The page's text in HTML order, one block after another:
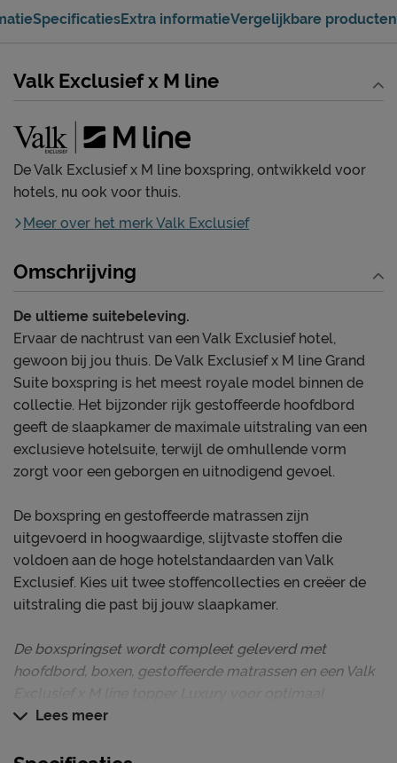
SpecificatiesExtra informatieVergelijkbare producten
Valk Exclusief x M line
De Valk Exclusief x M line boxspring, ontwikkeld voor
hotels, nu ook voor thuis.
Meer over het merk Valk Exclusief
Omschrijving
De ultieme suitebeleving.
Ervaar de nachtrust van een Valk Exclusief hotel,
gewoon bij jou thuis. De Valk Exclusief x M line Grand
Suite boxspring is het meest royale model binnen de
collectie. Het bijzonder rijk gestoffeerde hoofdbord
geeft de slaapkamer de maximale uitstraling van een
exclusieve hotelsuite, terwijl de omhullende vorm
zorgt voor een geborgen en uitnodigend gevoel.
De boxspring en gestoffeerde matrassen zijn
uitgevoerd in hoogwaardige, slijtvaste stoffen die
voldoen aan de hoge hotelstandaarden van Valk
Exclusief. Kies uit twee stoffencollecties en creëer de
uitstraling die past bij jouw slaapkamer.
De boxspringset wordt compleet geleverd met
hoofdbord, boxen, gestoffeerde matrassen en een Valk
hotelcomfort.
Hoe ligt deze boxspring?
Lees meer